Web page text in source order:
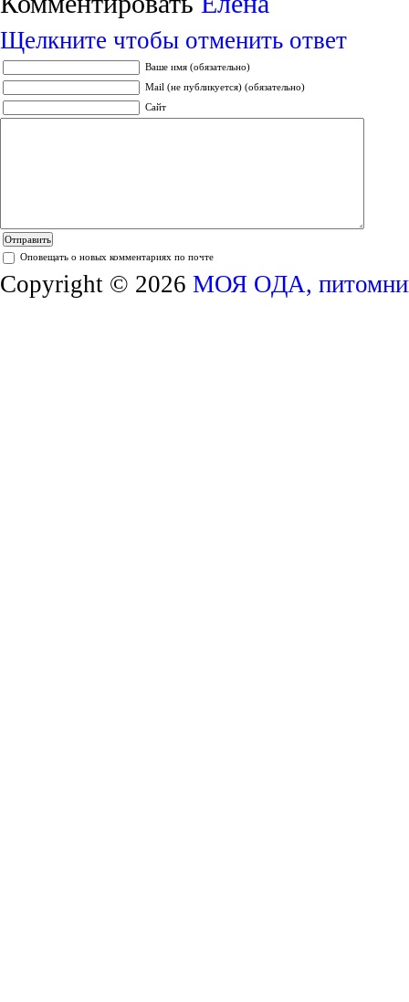
Щелкните чтобы отменить ответ
Ваше имя (обязательно)
Mail (не публикуется) (обязательно)
Сайт
Оповещать о новых комментариях по почте
Copyright © 2026 МОЯ ОДА, питомник